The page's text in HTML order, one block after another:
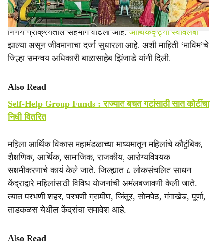
बचत गटांच्या १३ हजारांवर महिलांनी शेतीपूरक व्यवसाय सुरू केले
आहेत. तीन महिला शेतकरी कंपन्या स्थापन झाल्या आहेत. त्याद्वारे
निर्णय प्रक्रियेतील सहभाग वाढला आहे. आर्थिकदृष्ट्या स्वावलंबी
झाल्या असून जीवमानाचा दर्जा सुधारला आहे, अशी माहिती ‘माविम’चे
जिल्हा समन्वय अधिकारी बाळासाहेब झिंजाडे यांनी दिली.
Also Read
Self-Help Group Funds : राज्यात बचत गटांसाठी सात कोटींचा
निधी वितरित
महिला आर्थिक विकास महामंडळाच्या माध्यमातून महिलांचे कौटुंबिक,
शैक्षणिक, आर्थिक, सामाजिक, राजकीय, आरोग्यविषयक
सक्षमीकरणाचे कार्य केले जाते. जिल्ह्यात ८ लोकसंचलित साधन
केंद्राद्वारे महिलांसाठी विविध योजनांची अमंलबजावणी केली जाते.
त्यात परभणी शहर, परभणी ग्रामीण, जिंतूर, सोनपेठ, गंगाखेड, पूर्णा,
ताडकळस येथील केंद्रांचा समावेश आहे.
Also Read